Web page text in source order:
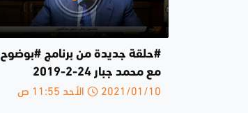
#حلقة جديدة من برنامج #بوضوح
مع محمد جبار 24-2-2019
2021/01/10 الأحد 11:55 ص